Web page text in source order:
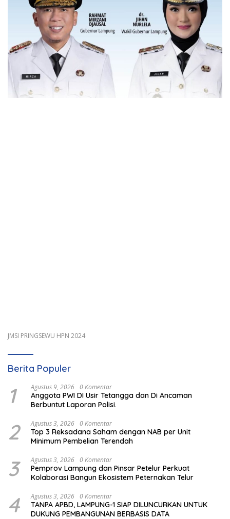
JMSI PRINGSEWU HPN 2024
Berita Populer
1 Agustus 9, 2026 0 Komentar
Anggota PWI DI Usir Tetangga dan Di Ancaman
Berbuntut Laporan Polisi.
2 Agustus 3, 2026 0 Komentar
Top 3 Reksadana Saham dengan NAB per Unit
Minimum Pembelian Terendah
3 Agustus 3, 2026 0 Komentar
Pemprov Lampung dan Pinsar Petelur Perkuat
Kolaborasi Bangun Ekosistem Peternakan Telur
4 Agustus 3, 2026 0 Komentar
TANPA APBD, LAMPUNG-1 SIAP DILUNCURKAN UNTUK
DUKUNG PEMBANGUNAN BERBASIS DATA